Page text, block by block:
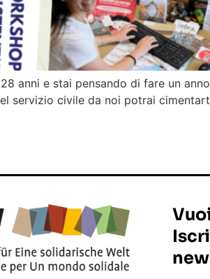
anni e stai pensando di fare un
servizio civile da noi potrai